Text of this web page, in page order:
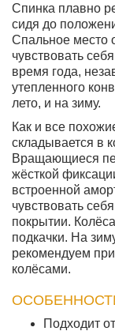
Спинка плавно
сидя до
Спальное место
чувствовать
время года,
утепленного
лето, и на зиму.
Как и все
складывается в
Вращающиеся
жёсткой
встроенной
чувствовать
покрытии.
подкачки. На
рекомендуем
колёсами.
ОСОБЕННОСТИ
Подходит